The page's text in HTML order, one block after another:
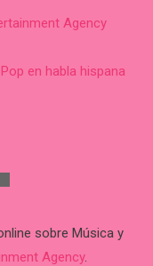
Agency
en habla hispana
sobre Música y
Agency.